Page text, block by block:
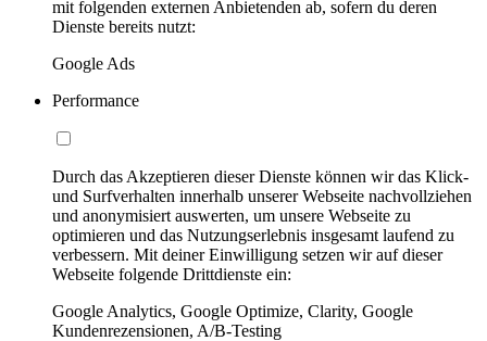
mit folgenden externen Anbietenden ab, sofern du deren
Dienste bereits nutzt:
Google Ads
Performance
Durch das Akzeptieren dieser Dienste können wir das Klick-
und Surfverhalten innerhalb unserer Webseite nachvollziehen
und anonymisiert auswerten, um unsere Webseite zu
optimieren und das Nutzungserlebnis insgesamt laufend zu
verbessern. Mit deiner Einwilligung setzen wir auf dieser
Webseite folgende Drittdienste ein:
Google Analytics, Google Optimize, Clarity, Google
Kundenrezensionen, A/B-Testing